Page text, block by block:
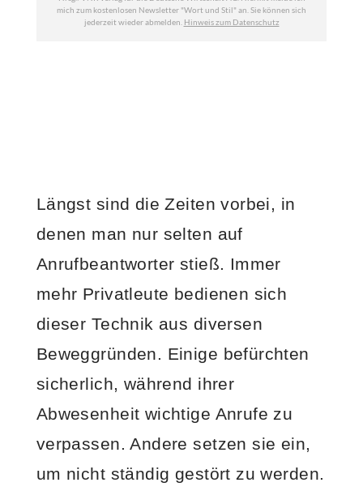
Längst sind die Zeiten vorbei, in
denen man nur selten auf
Anrufbeantworter stieß. Immer
mehr Privatleute bedienen sich
dieser Technik aus diversen
Beweggründen. Einige befürchten
sicherlich, während ihrer
Abwesenheit wichtige Anrufe zu
verpassen. Andere setzen sie ein,
um nicht ständig gestört zu werden.